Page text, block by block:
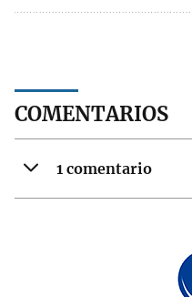
COMENTARIOS
1 comentario